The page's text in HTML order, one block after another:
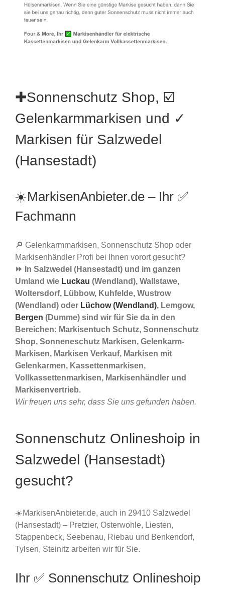
✚Sonnenschutz Shop, ☑️
Gelenkarmmarkisen und ✓
Markisen für Salzwedel
(Hansestadt)
☀️MarkisenAnbieter.de – Ihr ✅
Fachmann
🔎 Gelenkarmmarkisen, Sonnenschutz Shop oder
Markisenhändler Profi bei Ihnen vorort gesucht?
⏩ In Salzwedel (Hansestadt) und im ganzen
Umland wie Luckau (Wendland), Wallstawe,
Woltersdorf, Lübbow, Kuhfelde, Wustrow
(Wendland) oder Lüchow (Wendland), Lemgow,
Bergen (Dumme) sind wir für Sie da in den
Bereichen: Markisentuch Schutz, Sonnenschutz
Shop, Sonneneschutz Markisen, Gelenkarm-
Markisen, Markisen Verkauf, Markisen mit
Gelenkarmen, Kassettenmarkisen,
Vollkassettenmarkisen, Markisenhändler und
Markisenvertrieb.
Wir freuen uns sehr, dass Sie uns gefunden haben.
Sonnenschutz Onlineshoip in
Salzwedel (Hansestadt)
gesucht?
☀️MarkisenAnbieter.de, auch in 29410 Salzwedel
(Hansestadt) – Pretzier, Osterwohle, Liesten,
Stappenbeck, Seebenau, Riebau und Benkendorf,
Tylsen, Steinitz arbeiten wir für Sie.
Ihr ✅ Sonnenschutz Onlineshoip